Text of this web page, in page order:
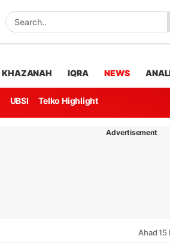
KHAZANAH IQRA NEWS
UBSI Telko Highlight
Advertisement
Ahad 15